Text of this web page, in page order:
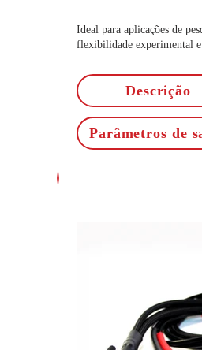
Ideal para aplicações de
flexibilidade experimental e
Descrição
Parâmetros de